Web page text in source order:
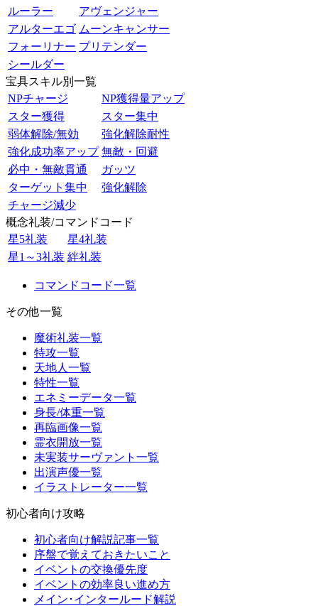
ルーラー
アヴェンジャー
アルターエゴ ムーンキャンサー
フォーリナー プリテンダー
シールダー
宝具スキル別一覧
NPチャージ
NP獲得量アップ
スター獲得
スター集中
弱体解除/無効
強化解除耐性
強化成功率アップ 無敵・回避
必中・無敵貫通
ガッツ
ターゲット集中
強化解除
チャージ減少
概念礼装/コマンドコード
星5礼装
星4礼装
星1～3礼装 絆礼装
コマンドコード一覧
その他一覧
魔術礼装一覧
特攻一覧
天地人一覧
特性一覧
エネミーデータ一覧
身長/体重一覧
再臨画像一覧
霊衣開放一覧
未実装サーヴァント一覧
出演声優一覧
イラストレーター一覧
初心者向け攻略
初心者向け解説記事一覧
序盤で覚えておきたいこと
イベントの交換優先度
イベントの効率良い進め方
メイン･インタールード解説